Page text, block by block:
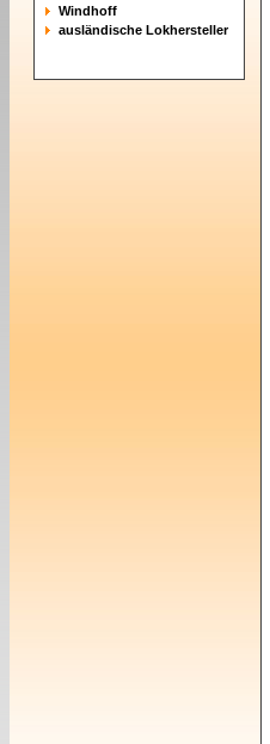
Windhoff
ausländische Lokhersteller